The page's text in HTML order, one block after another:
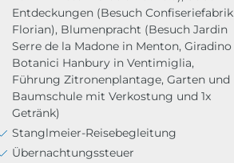
Entdeckungen (Besuch Confiseriefabrik
Florian), Blumenpracht (Besuch Jardin
Serre de la Madone in Menton, Giradino
Botanici Hanbury in Ventimiglia,
Führung Zitronenplantage, Garten und
Baumschule mit Verkostung und 1x
Getränk)
Stanglmeier-Reisebegleitung
Übernachtungssteuer